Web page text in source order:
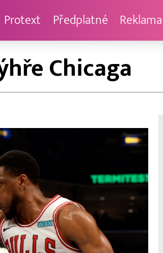
Protext Předplatné Reklama
Chicaga